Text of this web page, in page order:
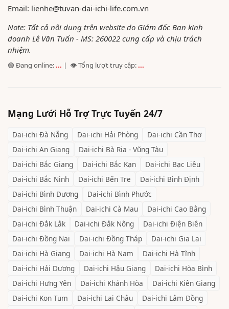
Email: lienhe@tuvan-dai-ichi-life.com.vn
Note: Tất cả nội dung trên website do Giám đốc Ban kinh
doanh Lê Văn Tuấn - MS: 260022 cung cấp và chịu trách
nhiệm.
🟢 Đang online:... | 👁️ Tổng lượt truy cập:...
Mạng Lưới Hỗ Trợ Trực Tuyến 24/7
Dai-ichi Đà Nẵng Dai-ichi Hải Phòng Dai-ichi Cần Thơ
Dai-ichi An Giang Dai-ichi Bà Rịa - Vũng Tàu
Dai-ichi Bắc Giang Dai-ichi Bắc Kạn Dai-ichi Bạc Liêu
Dai-ichi Bắc Ninh Dai-ichi Bến Tre Dai-ichi Bình Định
Dai-ichi Bình Dương Dai-ichi Bình Phước
Dai-ichi Bình Thuận Dai-ichi Cà Mau Dai-ichi Cao Bằng
Dai-ichi Đắk Lắk Dai-ichi Đắk Nông Dai-ichi Điện Biên
Dai-ichi Đồng Nai Dai-ichi Đồng Tháp Dai-ichi Gia Lai
Dai-ichi Hà Giang Dai-ichi Hà Nam Dai-ichi Hà Tĩnh
Dai-ichi Hải Dương Dai-ichi Hậu Giang Dai-ichi Hòa Bình
Dai-ichi Hưng Yên Dai-ichi Khánh Hòa Dai-ichi Kiên Giang
Dai-ichi Kon Tum Dai-ichi Lai Châu Dai-ichi Lâm Đồng